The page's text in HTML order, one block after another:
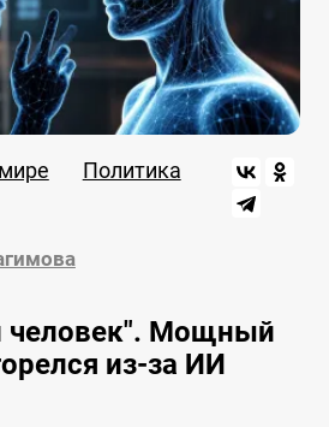
Политика
человек". Мощный
из-за ИИ